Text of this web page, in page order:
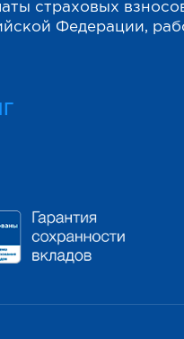
страховых
Федерации,